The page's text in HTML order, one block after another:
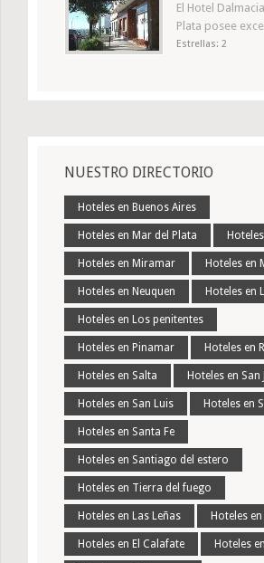
El Hotel
Plata posee
Estrellas: 2
NUESTRO DIRECTORIO
Hoteles en Buenos Aires
Hoteles en Mar del Plata
Hoteles en Miramar Hoteles en
Hoteles en Neuquen Hoteles en
Hoteles en Los penitentes
Hoteles en Pinamar Hoteles en
Hoteles en Salta Hoteles en San
Hoteles en San Luis Hoteles en
Hoteles en Santa Fe
Hoteles en Santiago del estero
Hoteles en Tierra del fuego
Hoteles en Las Leñas Hoteles
Hoteles en El Calafate Hoteles